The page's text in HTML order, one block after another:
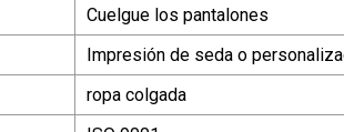
Cuelgue los pantalones
Impresión de seda o
ropa colgada